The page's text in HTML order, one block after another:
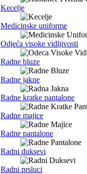
Kecelje
Medicinske uniforme
Odjeća visoke vidljivosti
Radne bluze
Radne jakne
Radne kratke pantalone
Radne majice
Radne pantalone
Radni duksevi
Radni prsluci